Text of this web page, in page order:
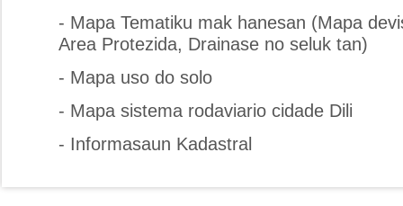
- Mapa Tematiku mak hanesan (Mapa
Area Protezida, Drainase no seluk tan)
- Mapa uso do solo
- Mapa sistema rodaviario cidade Dili
- Informasaun Kadastral